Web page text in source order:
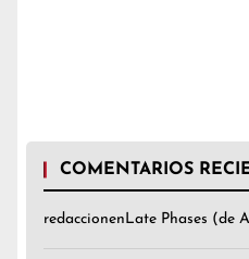
COMENTARIOS
redaccionen Late Phases (de